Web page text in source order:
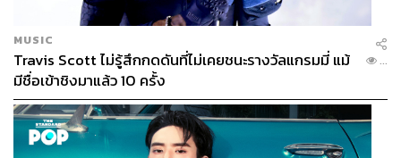
MUSIC
Travis Scott ไม่รู้สึกกดดันที่ไม่เคยชนะรางวัลแกรมมี่ แม้
มีชื่อเข้าชิงมาแล้ว 10 ครั้ง
...